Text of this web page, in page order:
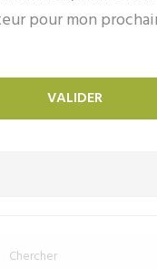
pour mon